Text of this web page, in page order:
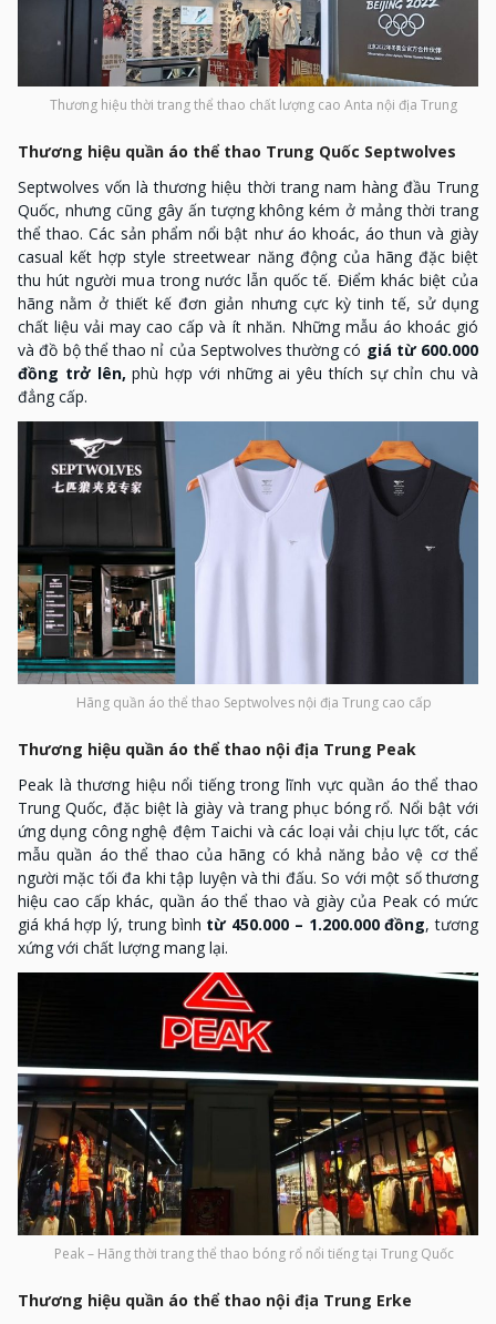
Thương hiệu thời trang thể thao chất lượng cao Anta nội địa Trung
Thương hiệu quần áo thể thao Trung Quốc Septwolves
Septwolves vốn là thương hiệu thời trang nam hàng đầu Trung
Quốc, nhưng cũng gây ấn tượng không kém ở mảng thời trang
thể thao. Các sản phẩm nổi bật như áo khoác, áo thun và giày
casual kết hợp style streetwear năng động của hãng đặc biệt
thu hút người mua trong nước lẫn quốc tế. Điểm khác biệt của
hãng nằm ở thiết kế đơn giản nhưng cực kỳ tinh tế, sử dụng
chất liệu vải may cao cấp và ít nhăn. Những mẫu áo khoác gió
và đồ bộ thể thao nỉ của Septwolves thường có giá từ 600.000
đồng trở lên, phù hợp với những ai yêu thích sự chỉn chu và
đẳng cấp.
Hãng quần áo thể thao Septwolves nội địa Trung cao cấp
Thương hiệu quần áo thể thao nội địa Trung Peak
Peak là thương hiệu nổi tiếng trong lĩnh vực quần áo thể thao
Trung Quốc, đặc biệt là giày và trang phục bóng rổ. Nổi bật với
ứng dụng công nghệ đệm Taichi và các loại vải chịu lực tốt, các
mẫu quần áo thể thao của hãng có khả năng bảo vệ cơ thể
người mặc tối đa khi tập luyện và thi đấu. So với một số thương
hiệu cao cấp khác, quần áo thể thao và giày của Peak có mức
giá khá hợp lý, trung bình từ 450.000 – 1.200.000 đồng, tương
xứng với chất lượng mang lại.
Peak – Hãng thời trang thể thao bóng rổ nổi tiếng tại Trung Quốc
Thương hiệu quần áo thể thao nội địa Trung Erke